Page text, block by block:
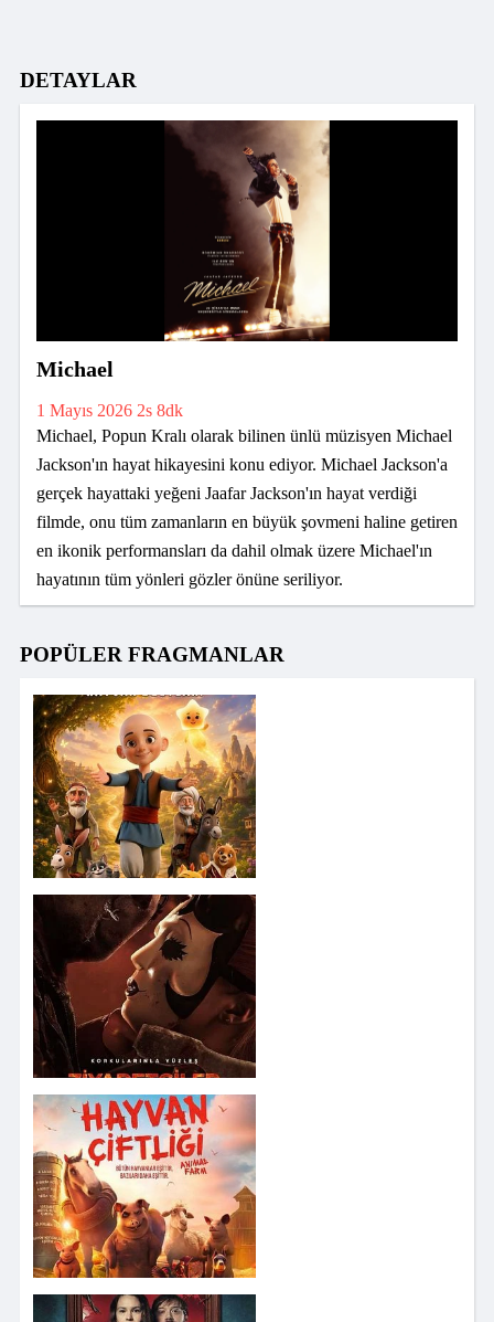
DETAYLAR
Michael
1 Mayıs 2026 2s 8dk
Michael, Popun Kralı olarak bilinen ünlü müzisyen Michael
Jackson'ın hayat hikayesini konu ediyor. Michael Jackson'a
gerçek hayattaki yeğeni Jaafar Jackson'ın hayat verdiği
filmde, onu tüm zamanların en büyük şovmeni haline getiren
en ikonik performansları da dahil olmak üzere Michael'ın
hayatının tüm yönleri gözler önüne seriliyor.
POPÜLER FRAGMANLAR